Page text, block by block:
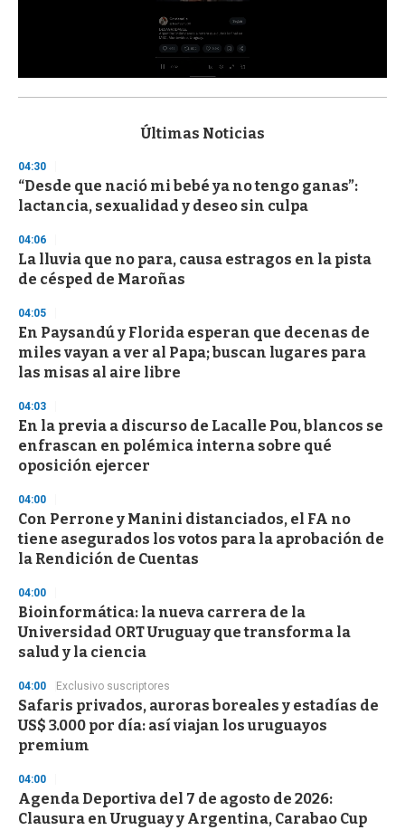
s
d
s
o
f
3
s
e
c
n
d
Últimas Noticias
04:30
“Desde que nació mi bebé ya no tengo ganas”:
lactancia, sexualidad y deseo sin culpa
04:06
La lluvia que no para, causa estragos en la pista
de césped de Maroñas
04:05
En Paysandú y Florida esperan que decenas de
miles vayan a ver al Papa; buscan lugares para
las misas al aire libre
04:03
En la previa a discurso de Lacalle Pou, blancos se
enfrascan en polémica interna sobre qué
oposición ejercer
04:00
Con Perrone y Manini distanciados, el FA no
tiene asegurados los votos para la aprobación de
la Rendición de Cuentas
04:00
Bioinformática: la nueva carrera de la
Universidad ORT Uruguay que transforma la
salud y la ciencia
04:00 Exclusivo suscriptores
Safaris privados, auroras boreales y estadías de
US$ 3.000 por día: así viajan los uruguayos
premium
04:00
Agenda Deportiva del 7 de agosto de 2026:
Clausura en Uruguay y Argentina, Carabao Cup